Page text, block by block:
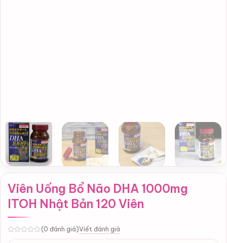
Viên Uống Bổ Não DHA 1000mg
ITOH Nhật Bản 120 Viên
(0 đánh giá)Viết đánh giá